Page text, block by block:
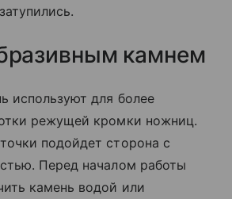
камнем
используют для более
режущей кромки ножниц.
подойдет сторона с
Перед началом работы
камень водой или